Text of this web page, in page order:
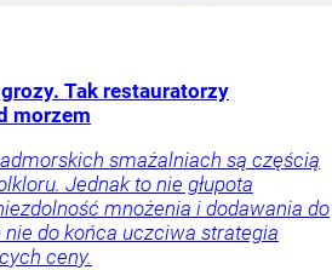
Tak restauratorzy
morzem
smażalniach są częścią
Jednak to nie głupota
mnożenia i dodawania do
nie do końca uczciwa strategia
ceny.